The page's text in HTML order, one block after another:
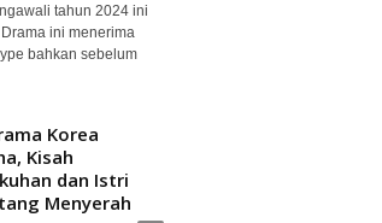
tahun 2024 ini
ini menerima
bahkan sebelum
Korea
Kisah
dan Istri
Menyerah